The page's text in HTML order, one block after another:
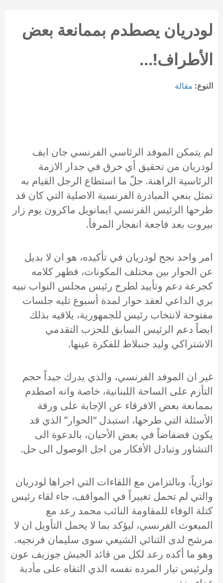
لودريان يصطدم بممانعة بعض
الأطراف!…
النوع: مقالة
لم يتمكن الموفد الرئاسي الفرنسي جان ايف
لودريان من تحقيق أي خرق في جدار الازمة
الرئاسية الراهنة. جلّ ما استطاع الرجل القيام به
تمثل بنعي المبادرة الفرنسية الاصلية التي كان قد
طرحها الرئيس الفرنسي ايمانويل ماكرون يوم زار
بيروت بعد فاجعة انفجار المرفأ.
امر واحد نجح لودريان في تأكيده، هو ان لا بديل
عن الحوار بين مختلف المكونات، فظهر كلامه
كجرعة دعم وتأييد لطرح رئيس مجلس النواب نبيه
بري الداعي لعقد حوار لمدة أسبوع تليه جلسات
مفتوحة لانتخاب رئيس للجمهورية، يلاقيه بذلك
ايضاً دعم الرئيس السابق للحزب التقدمي
الاشتراكي وليد جنبلاط للفكرة عينها.
غير ان الموفد الفرنسي، والذي يدرك جيداً حجم
التأزم على الساحة اللبنانية، خاصة وانه اصطدم
بممانعة بعض الافرقاء عن الإجابة على ورقة
الأسئلة التي طرحها، استبدل “الحوار” الذي قد
يكون فضفاضاً في بعض الأحيان، بالدعوة الى
التشاور وتبادل الأفكار من اجل الوصول الى حل.
توازياً، وبالتزامن مع اللقاءات التي اجراها لودريان
والتي لم تحمل تغييراً في المواقف، جاء لقاء رئيس
كتلة الوفاء للمقاومة النائب محمد رعد مع
المبعوث الفرنسي، ليؤكد بما لا يحمل التأويل ان لا
مرشح لدى الثنائي الشيعي سوى سليمان فرنجيه.
وهو ما أكده رعد لكل من قائد الجيش جوزيف عون
ولرئيس تيار المرده نفسه الذي التقاه على مأدبة